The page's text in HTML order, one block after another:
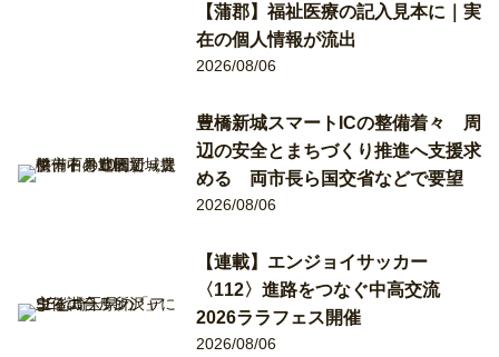
【蒲郡】福祉医療の記入見本に｜実
在の個人情報が流出
2026/08/06
豊橋新城スマートICの整備着々 周
辺の安全とまちづくり推進へ支援求
める 両市長ら国交省などで要望
2026/08/06
【連載】エンジョイサッカー
〈112〉進路をつなぐ中高交流
2026ララフェス開催
2026/08/06